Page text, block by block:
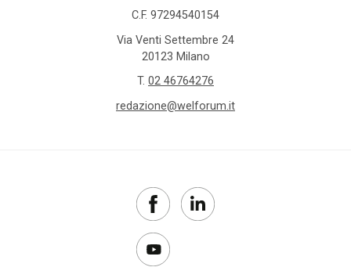
C.F. 97294540154
Via Venti Settembre 24
20123 Milano
T. 02 46764276
redazione@welforum.it